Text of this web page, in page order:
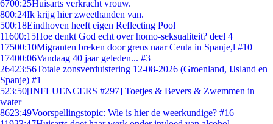
6700:25Huisarts verkracht vrouw.
800:24Ik krijg hier zweethanden van.
500:18Eindhoven heeft eigen Reflecting Pool
11600:15Hoe denkt God echt over homo-seksualiteit? deel 4
17500:10Migranten breken door grens naar Ceuta in Spanje,l #10
17400:06Vandaag 40 jaar geleden... #3
26423:56Totale zonsverduistering 12-08-2026 (Groenland, IJsland en
Spanje) #1
523:50[INFLUENCERS #297] Toetjes & Bevers & Zwemmen in
water
8623:49Voorspellingstopic: Wie is hier de weerkundige? #16